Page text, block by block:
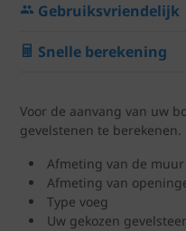
Gebruiksvriendelijk
Snelle berekening
Voor de aanvang van uw
gevelstenen te
Afmeting van de muur
Afmeting van
Type voeg
Uw gekozen